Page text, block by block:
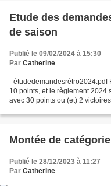
Etude des
de saison
Publié le 09/02/2024 à 15:30
Par Catherine
- étudedemandesrétro2024.pdf
10 points, et le règlement 2024
avec 30 points ou (et) 2
Montée de
Publié le 28/12/2023 à 11:27
Par Catherine